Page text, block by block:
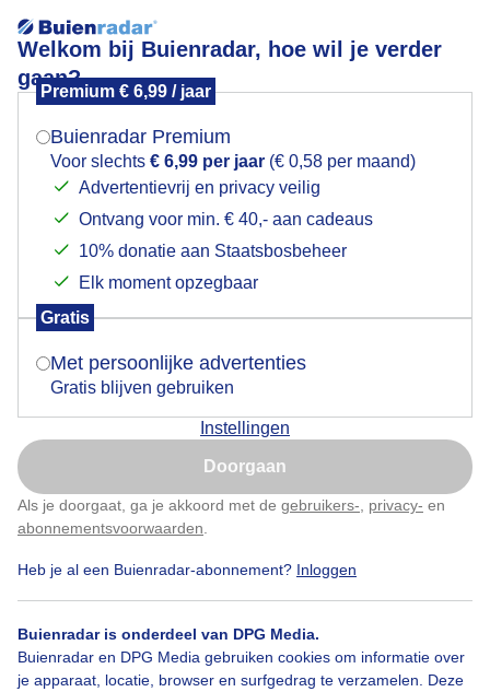
Welkom bij Buienradar, hoe wil je verder
gaan?
Premium € 6,99 / jaar
Buienradar Premium
Voor slechts € 6,99 per jaar (€ 0,58 per maand)
Advertentievrij en privacy veilig
Ontvang voor min. € 40,- aan cadeaus
10% donatie aan Staatsbosbeheer
Elk moment opzegbaar
Gratis
Met persoonlijke advertenties
Gratis blijven gebruiken
Instellingen
Doorgaan
Als je doorgaat, ga je akkoord met de gebruikers- privacy- en
abonnementsvoorwaarden
Heb je al een Buienradar-abonnement? Inloggen
Buienradar is onderdeel van DPG Media.
Buienradar en DPG Media gebruiken cookies om informatie over
je apparaat, locatie, browser en surfgedrag te verzamelen. Deze
Echt (L), bewolkte morgen ,droog, buitengebied.
Door: Roos Vaessen
Bekijk slideshow
Mogen we je locatie gebruiken voor het
Indien je hier nog geen akkoord op hebt gegeven,
verschijnt er zo een pop-up uit je browser waarin
Is goed, toon de popup
Nu niet, misschien later
Klik hierom dit aan te passen